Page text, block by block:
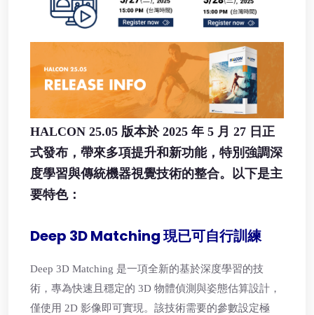
HALCON 25.05 版本於 2025 年 5 月 27 日正
式發布，帶來多項提升和新功能，特別強調深
度學習與傳統機器視覺技術的整合。以下是主
要特色：
Deep 3D Matching 現已可自行訓練
Deep 3D Matching 是一項全新的基於深度學習的技
術，專為快速且穩定的 3D 物體偵測與姿態估算設計，
僅使用 2D 影像即可實現。該技術需要的參數設定極